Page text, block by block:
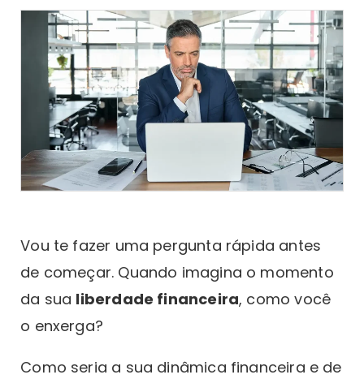
Vou te fazer uma pergunta rápida antes
de começar. Quando imagina o momento
da sua liberdade financeira, como você
o enxerga?
Como seria a sua dinâmica financeira e de